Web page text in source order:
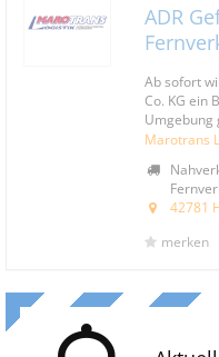
ADR
Ab sofort
Co. KG ein
Umgebung
Marotrans
42781
merken